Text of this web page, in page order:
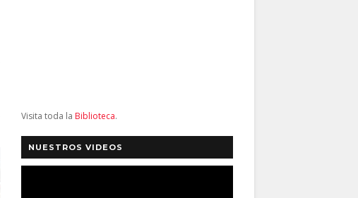
Visita toda la Biblioteca.
NUESTROS VIDEOS